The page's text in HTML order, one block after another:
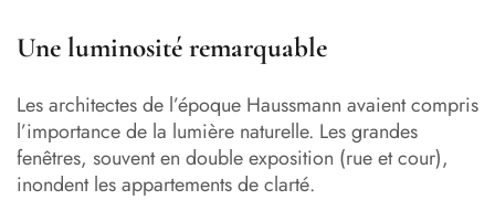
Une luminosité remarquable
Les architectes de l’époque Haussmann avaient compris
l’importance de la lumière naturelle. Les grandes
fenêtres, souvent en double exposition (rue et cour),
inondent les appartements de clarté.